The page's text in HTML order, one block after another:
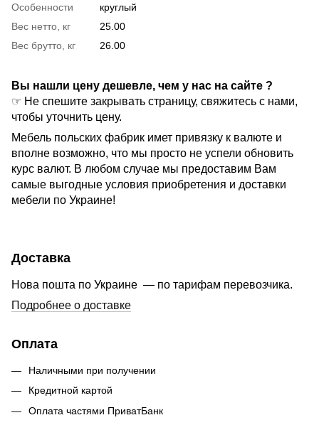
Особенности
круглый
Вес нетто, кг
25.00
Вес брутто, кг
26.00
Вы нашли цену дешевле, чем у нас на сайте ?
☞ Не спешите закрывать страницу, свяжитесь с нами,
чтобы уточнить цену.
Мебель польских фабрик имет привязку к валюте и
вполне возможно, что мы просто не успели обновить
курс валют. В любом случае мы предоставим Вам
самые выгодные условия приобретения и доставки
мебели по Украине!
Доставка
Нова пошта по Украине — по тарифам перевозчика.
Подробнее о доставке
Оплата
Наличными при получении
Кредитной картой
Оплата частями ПриватБанк